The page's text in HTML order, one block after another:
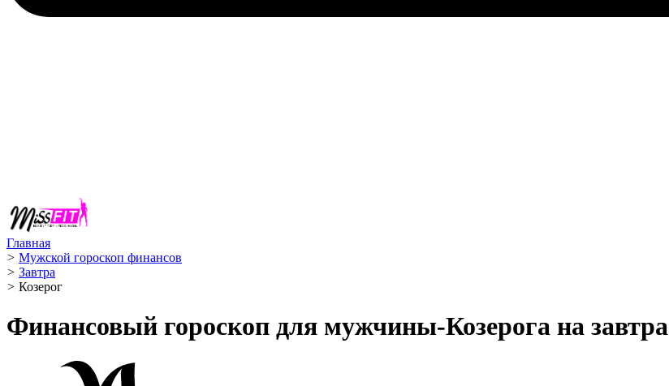
Главная
> Мужской гороскоп финансов
> Завтра
> Козерог ️
Финансовый гороскоп для мужчины-Козерога на завтра